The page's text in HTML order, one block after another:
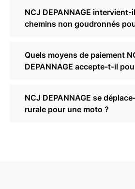
NCJ DEPANNAGE intervient-
chemins non goudronnés
Quels moyens de paiement
DEPANNAGE accepte-t-il
NCJ DEPANNAGE se
rurale pour une moto ?